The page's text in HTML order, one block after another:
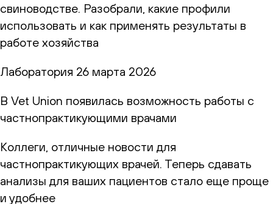
свиноводстве. Разобрали, какие профили
использовать и как применять результаты в
работе хозяйства
Лаборатория 26 марта 2026
В Vet Union появилась возможность работы с
частнопрактикующими врачами
Коллеги, отличные новости для
частнопрактикующих врачей. Теперь сдавать
анализы для ваших пациентов стало еще проще
и удобнее